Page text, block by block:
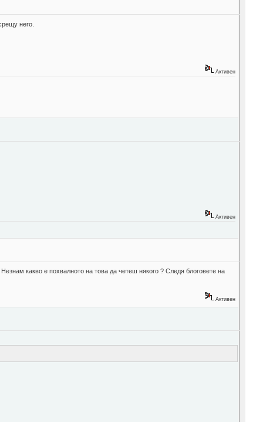
него.
Активен
Активен
какво е похвалното на това да четеш някого ? Следя блоговете на
Активен